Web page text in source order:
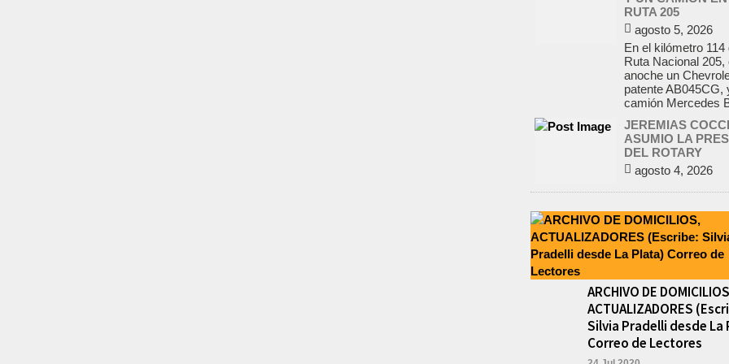
RUTA 205
agosto 5, 2026
En el kilómetro 114
Ruta Nacional 205,
anoche un
patente AB045CG,
camión Mercedes
JEREMIAS COCCI
ASUMIO LA
DEL ROTARY
agosto 4, 2026
presidencia del
de Lobos Jeremías
para el...
LA RENDICION
CONSEJO
LOBOS
EL TRIBUNAL DE
CUENTAS
agosto 3, 2026
El Tribunal de
ARCHIVO DE
ACTUALIZADORES
Silvia Pradelli desde La
Correo de Lectores